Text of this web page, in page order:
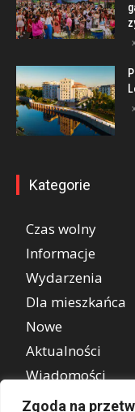
Zgoda na
Kategorie
Czas wolny
Informacje
Wydarzenia
Dla mieszkańca
Nowe
Aktualności
Wiadomości
REKLAMA